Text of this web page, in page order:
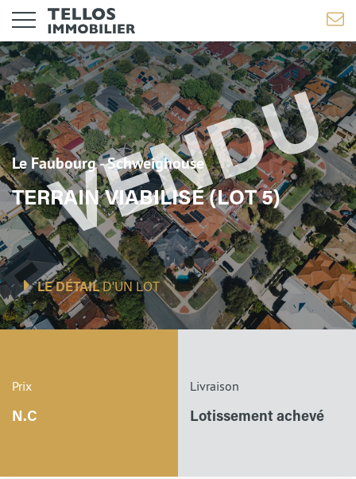
Le Faubourg - Schweighouse
TERRAIN VIABILISÉ (LOT 5)
LE DÉTAILD'UN LOT
Prix
N.C
Livraison
Lotissement achevé